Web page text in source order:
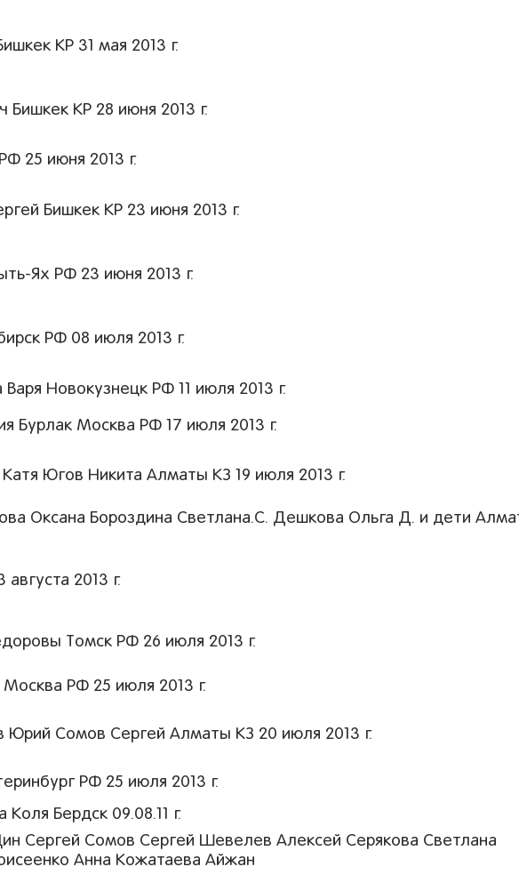
КР 31 мая 2013 г.
Бишкек КР 28 июня 2013 г.
25 июня 2013 г.
Бишкек КР 23 июня 2013 г.
Ях РФ 23 июня 2013 г.
РФ 08 июля 2013 г.
Новокузнецк РФ 11 июля 2013 г.
Бурлак Москва РФ 17 июля 2013 г.
Югов Никита Алматы КЗ 19 июля 2013 г.
Оксана Бороздина Светлана.С. Дешкова Ольга Д. и дети
2013 г.
Томск РФ 26 июля 2013 г.
РФ 25 июля 2013 г.
Юрий Сомов Сергей Алматы КЗ 20 июля 2013 г.
РФ 25 июля 2013 г.
Бердск 09.08.11 г.
Сергей Сомов Сергей Шевелев Алексей Серякова Светлана
Анна Кожатаева Айжан